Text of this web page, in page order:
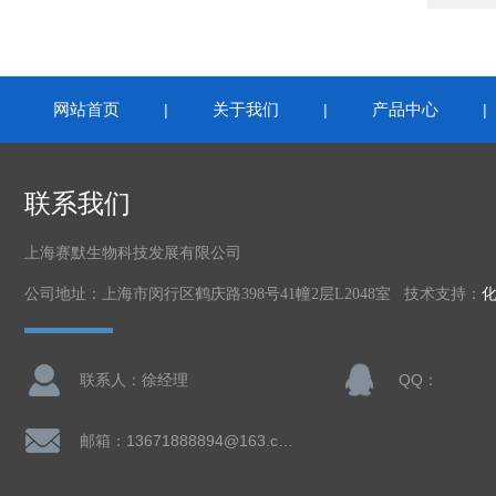
网站首页 | 关于我们 | 产品中心 |
联系我们
上海赛默生物科技发展有限公司
公司地址：上海市闵行区鹤庆路398号41幢2层L2048室 技术支持：
联系人：徐经理 QQ：